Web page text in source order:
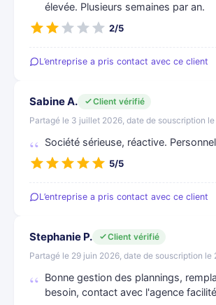
élevée. Plusieurs semaines par an.
2/5
L’entreprise a pris contact avec ce client
Sabine A.
Client vérifié
Partagé le 3 juillet 2026, date de souscription
Société sérieuse, réactive.
5/5
L’entreprise a pris contact avec ce client
Stephanie P.
Client vérifié
Partagé le 29 juin 2026, date de souscription le
Bonne gestion des plannings,
besoin, contact avec l'agence